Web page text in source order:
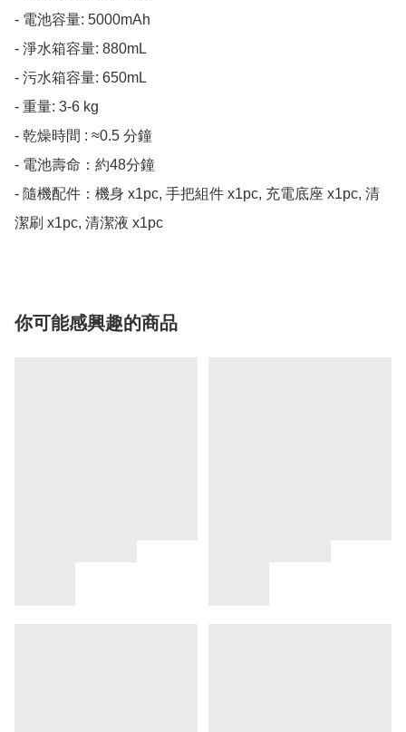
- 電池容量: 5000mAh
- 淨水箱容量: 880mL
- 污水箱容量: 650mL
- 重量: 3-6 kg
- 乾燥時間 : ≈0.5 分鐘
- 電池壽命：約48分鐘
- 隨機配件：機身 x1pc, 手把組件 x1pc, 充電底座 x1pc, 清
潔刷 x1pc, 清潔液 x1pc
你可能感興趣的商品